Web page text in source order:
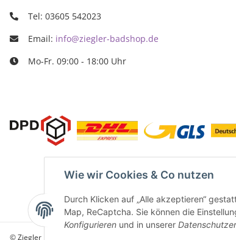
Wie wir Cookies & Co nutzen
Durch Klicken auf „Alle akzeptieren“
Map, ReCaptcha. Sie können die
Konfigurieren und in unserer
Tel: 03605 542023
Email: info@ziegler-badshop.de
Mo-Fr. 09:00 - 18:00 Uhr
© Ziegler Badshop